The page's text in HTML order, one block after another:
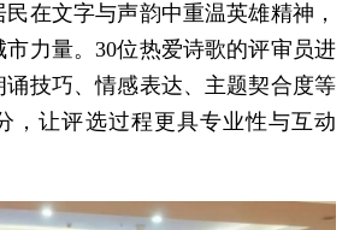
在文字与声韵中重温英雄精神，
力量。30位热爱诗歌的评审员进
技巧、情感表达、主题契合度等
，让评选过程更具专业性与互动